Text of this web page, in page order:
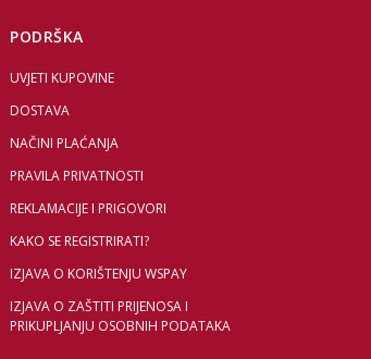
PODRŠKA
UVJETI KUPOVINE
DOSTAVA
NAČINI PLAĆANJA
PRAVILA PRIVATNOSTI
REKLAMACIJE I PRIGOVORI
KAKO SE REGISTRIRATI?
IZJAVA O KORIŠTENJU WSPAY
IZJAVA O ZAŠTITI PRIJENOSA I
PRIKUPLJANJU OSOBNIH PODATAKA